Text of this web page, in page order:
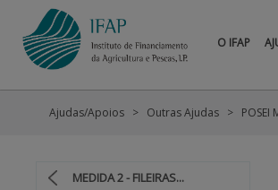
O IFAP
MEDIDA 2 - FILEIRAS...
Ajudas/Apoios Outras Ajudas